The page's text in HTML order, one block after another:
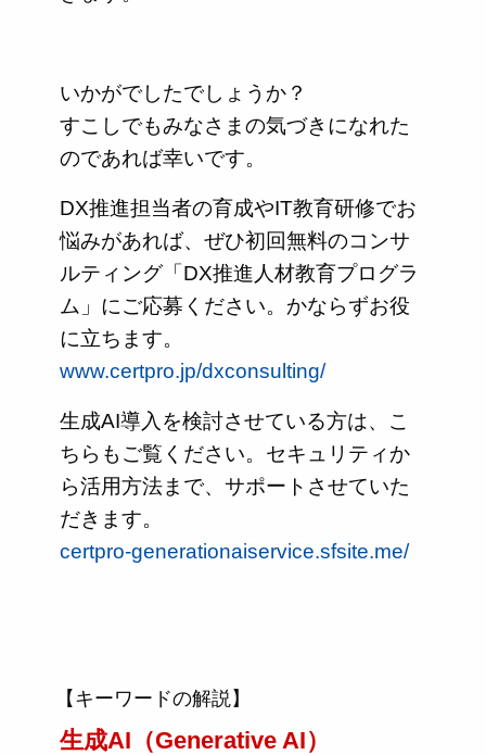
いかがでしたでしょうか？
すこしでもみなさまの気づきになれた
のであれば幸いです。
DX推進担当者の育成やIT教育研修でお
悩みがあれば、ぜひ初回無料のコンサ
ルティング「DX推進人材教育プログラ
ム」にご応募ください。かならずお役
に立ちます。
www.certpro.jp/dxconsulting/
生成AI導入を検討させている方は、こ
ちらもご覧ください。セキュリティか
ら活用方法まで、サポートさせていた
だきます。
certpro-generationaiservice.sfsite.me/
【キーワードの解説】
生成AI（Generative AI）